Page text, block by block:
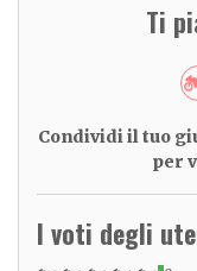
Ti
Condividi il tuo
per
I voti degli